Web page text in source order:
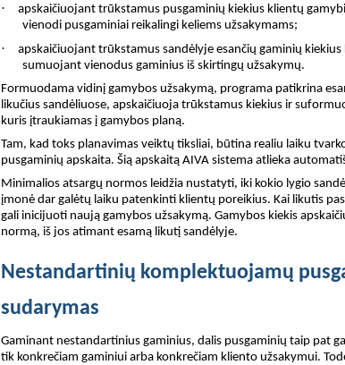
·
apskaičiuojant trūkstamus pusgaminių kiekius klientų
vienodi pusgaminiai reikalingi keliems užsakymams;
·
apskaičiuojant trūkstamus sandėlyje esančių gaminių
sumuojant vienodus gaminius iš skirtingų užsakymų.
Formuodama vidinį gamybos užsakymą, programa patikrina
likučius sandėliuose, apskaičiuoja trūkstamus kiekius ir
kuris įtraukiamas į gamybos planą.
Tam, kad toks planavimas veiktų tiksliai, būtina realiu laiku
pusgaminių apskaita. Šią apskaitą AIVA sistema atlieka
Minimalios atsargų normos leidžia nustatyti, iki kokio lygio
įmonė dar galėtų laiku patenkinti klientų poreikius. Kai likutis
gali inicijuoti naują gamybos užsakymą. Gamybos kiekis
normą, iš jos atimant esamą likutį sandėlyje.
Nestandartinių komplektuojamų
sudarymas
Gaminant nestandartinius gaminius, dalis pusgaminių taip pat
tik konkrečiam gaminiui arba konkrečiam kliento užsakymui.